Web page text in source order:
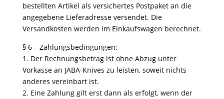
bestellten Artikel als versichertes Postpaket an die
angegebene Lieferadresse versendet. Die
Versandkosten werden im Einkaufswagen berechnet.
§ 6 – Zahlungsbedingungen:
1. Der Rechnungsbetrag ist ohne Abzug unter
Vorkasse an JABA-Knives zu leisten, soweit nichts
anderes vereinbart ist.
2. Eine Zahlung gilt erst dann als erfolgt, wenn der